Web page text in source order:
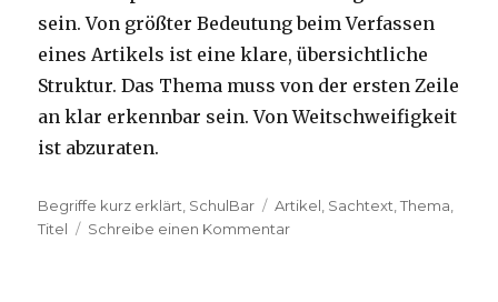
sein. Von größter Bedeutung beim Verfassen
eines Artikels ist eine klare, übersichtliche
Struktur. Das Thema muss von der ersten Zeile
an klar erkennbar sein. Von Weitschweifigkeit
ist abzuraten.
Kategorien
Begriffe kurz erklärt SchulBar Tags
Artikel Sachtext ,Thema
Titel
Schreibe einen Kommentar